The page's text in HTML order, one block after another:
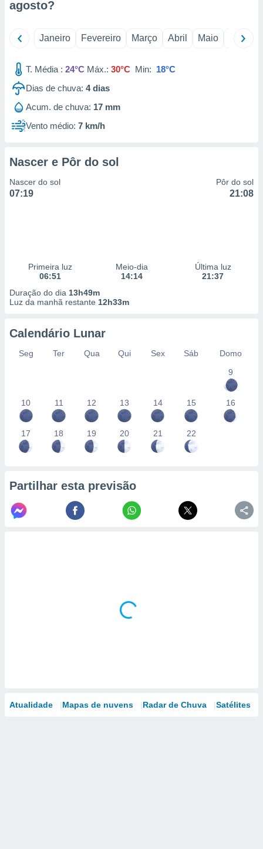
criar
medir
da
de
ou
de
1199
agosto?
Janeiro Fevereiro Março Abril Maio Junho
T. Média : 24°C Máx.: 30°C Min: 18°C
Dias de chuva: 4dias
Acum. de chuva: 17 mm
Vento médio: 7 km/h
Nascer e Pôr do sol
Nascer do sol
07:19
Pôr do sol
21:08
Primeira luz
06:51
Meio-dia
14:14
Última luz
21:37
Duração do dia 13h49m
Luz da manhã restante 12h33m
Calendário Lunar
Seg Ter Qua Qui Sex Sáb
Domo
9
10 11 12 13 14 15 16
17 18 19 20 21 22
Partilhar esta previsão
Atualidade Mapas de nuvens Radar de Chuva Satélites